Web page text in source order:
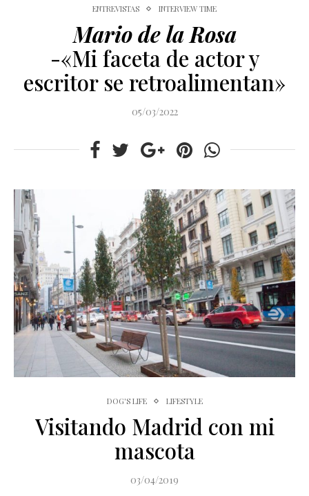
ENTREVISTAS INTERVIEW TIME
Mario de la Rosa
-«Mi faceta de actor y
escritor se retroalimentan»
05/03/2022
DOG'S LIFE LIFESTYLE
Visitando Madrid con mi
mascota
03/04/2019